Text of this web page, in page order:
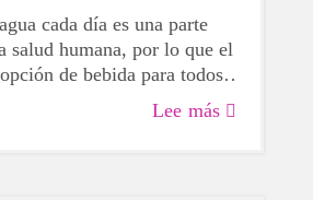
cada día es una parte
salud humana, por lo que el
de bebida para todos,
en edad de crecimiento.
Lee más